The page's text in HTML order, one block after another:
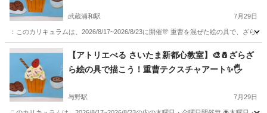
武蔵浦和駅 7月29日
：このカリキュラムは、2026/8/17~2026/8/23に開催🎊 重曹を混ぜた絵の具で、ざら
埼玉 さいたま市 武蔵浦和駅 ものづくり 絵の具
【アトリエべる さいたま新都心教室】🎨🧂ざらざ
ら絵の具で描こう！重曹テクスチャアート✨🖐️
与野駅 7月29日